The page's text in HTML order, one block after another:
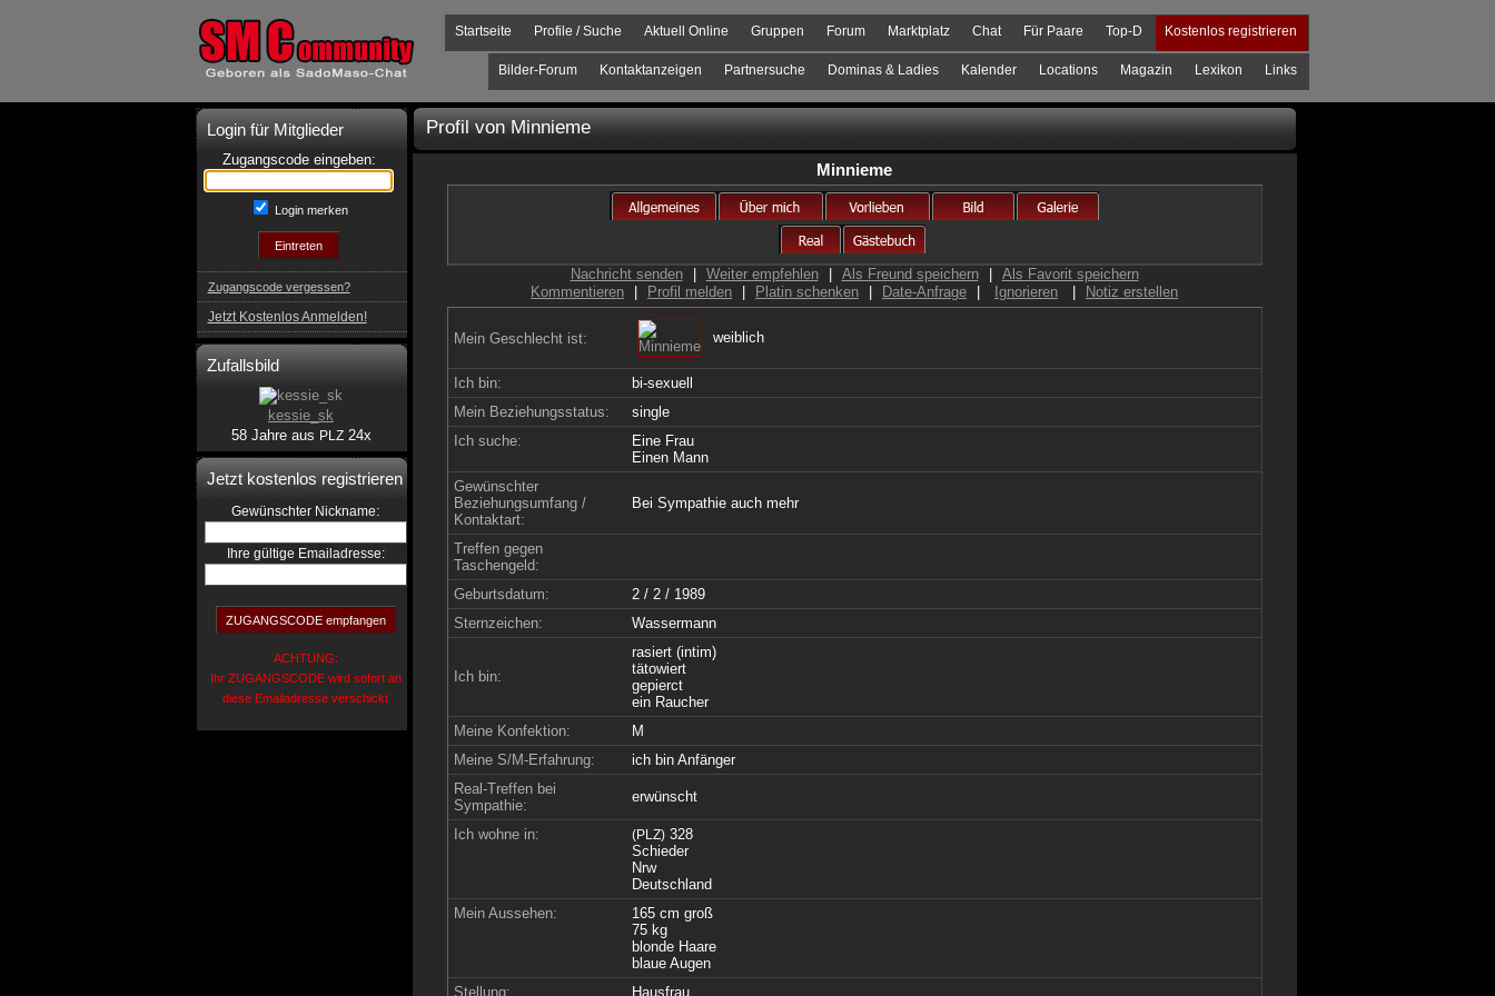
Kostenlos registrieren
Top-D
Für Paare
Chat
Marktplatz
Forum
Gruppen
Aktuell Online
Profile / Suche
Startseite
Links
Lexikon
Magazin
Locations
Kalender
Dominas & Ladies
Partnersuche
Kontaktanzeigen
Bilder-Forum
Login für Mitglieder
Zugangscode eingeben:
Login merken
Zugangscode vergessen?
Jetzt Kostenlos Anmelden!
Zufallsbild
kessie_sk
58 Jahre aus PLZ24x
Jetzt kostenlos registrieren
Gewünschter Nickname:
Ihre gültige Emailadresse:
ACHTUNG:
Ihr ZUGANGSCODE wird sofort an
diese Emailadresse verschickt
Profil vonMinnieme
Minnieme
Nachricht senden Weiter empfehlen Als Freund speichern
Als Favorit speichern
Kommentieren
Profil melden Platin schenken Date-Anfrage Ignorieren Notiz erstellen
Mein Geschlecht ist: weiblich
Ich bin:
bi-sexuell
Mein Beziehungsstatus:
single
Ich suche:
Eine Frau
Einen Mann
Gewünschter
Beziehungsumfang /
Kontaktart:
Bei Sympathie auch mehr
Treffen gegen
Taschengeld:
Geburtsdatum:
2 / 2 / 1989
Sternzeichen:
Wassermann
Ich bin:
rasiert (intim)
tätowiert
gepierct
ein Raucher
Meine Konfektion:
M
Meine S/M-Erfahrung:
ich bin Anfänger
Real-Treffen bei
Sympathie:
erwünscht
Ich wohne in: (PLZ) 328
Schieder
Nrw
Deutschland
Mein Aussehen:
165 cm groß
75 kg
blonde Haare
blaue Augen
Stellung:
Hausfrau